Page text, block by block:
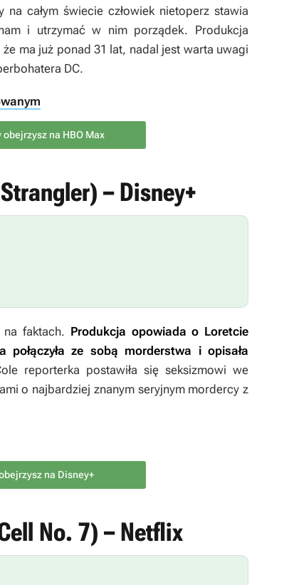
na całym świecie człowiek nietoperz stawia
i utrzymać w nim porządek. Produkcja
ma już ponad 31 lat, nadal jest warta uwagi
DC.
na HBO Max
– Disney+
faktach. Produkcja opowiada o Loretcie
ze sobą morderstwa i opisała
reporterka postawiła się seksizmowi we
o najbardziej znanym seryjnym mordercy z
na Disney+
No. 7) – Netflix